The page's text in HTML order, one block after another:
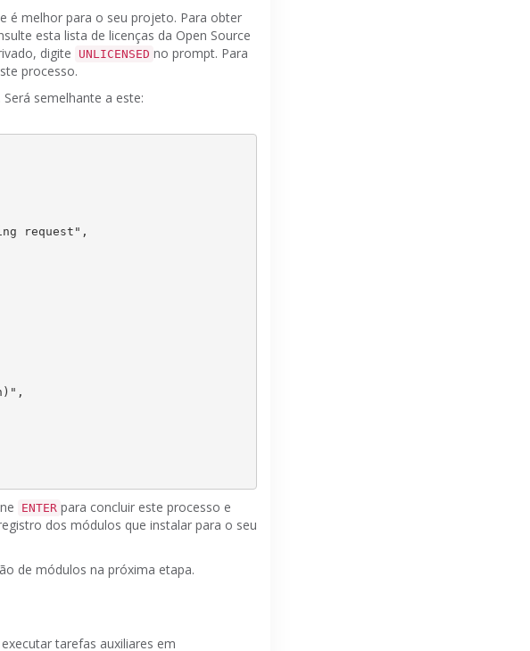
é melhor para o seu projeto. Para obter
esta lista de licenças da Open Source
digite UNLICENSED no prompt. Para
processo.
Será semelhante a este:
)",
ENTER para concluir este processo e
dos módulos que instalar para o seu
de módulos na próxima etapa.
tarefas auxiliares em